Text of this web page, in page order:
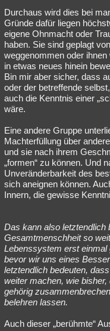
Durchaus wird dies bei
Gründe dafür liegen
eigene Ohnmacht oder
haben. Sie sind geplagt
weggenommen oder
in etwas neues hinein
Bin mir aber sicher, dass
oder der betreffende
auch die Kenntnis einer
wäre.
Eine andere Gruppe
Machterfüllung über
und sie nach ihrem
„formen“ zu können. Und
Unveränderbarkeit des
sich aneignen können.
Innern, die gewisse
Das kann also letztendlich
Gesamtmenschheit so
Lebenssystem erst
bevor wir uns eines
letztendlich bedeuten,
weiter machen, wie
gehörig
belehren lassen.
Auch dieser „berühmte“